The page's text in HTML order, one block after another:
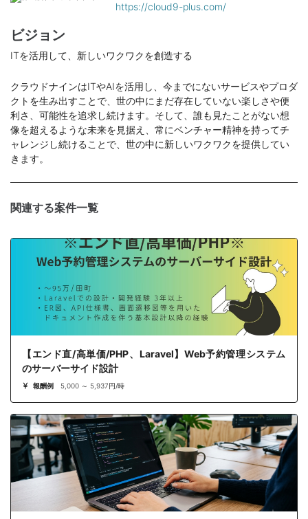
https://cloud9-plus.com/
ビジョン
ITを活用して、新しいワクワクを創造する
クラウドナインはITやAIを活用し、今までにないサービスやプロダ
クトを生み出すことで、世の中にまだ存在していない楽しさや便
利さ、可能性を追求し続けます。そして、誰も見たことがない想
像を超えるような未来を見据え、常にベンチャー精神を持ってチ
ャレンジし続けることで、世の中に新しいワクワクを提供してい
きます。
関連する案件一覧
【エンド直/高単価/PHP、Laravel】Web予約管理システム
のサーバーサイド設計
報酬例 5,000 ～ 5,937円/時